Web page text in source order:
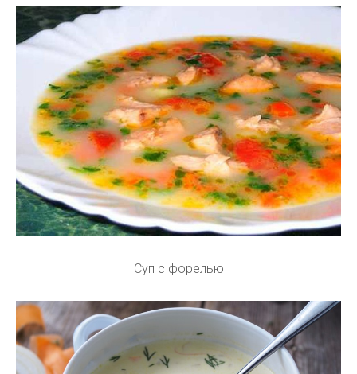
Суп с форелью